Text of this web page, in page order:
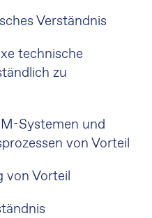
Verständnis
technische
zu
Systemen und
von Vorteil
von Vorteil